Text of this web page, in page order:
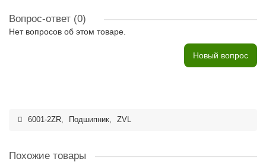
Вопрос-ответ (0)
Нет вопросов об этом товаре.
Новый вопрос
6001-2ZR, Подшипник, ZVL
Похожие товары